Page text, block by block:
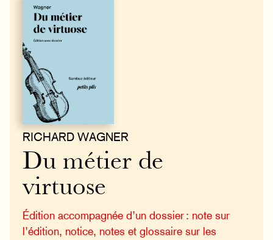
RICHARD WAGNER
Du métier de
virtuose
Édition accompagnée d’un dossier : note sur
l’édition, notice, notes et glossaire sur les